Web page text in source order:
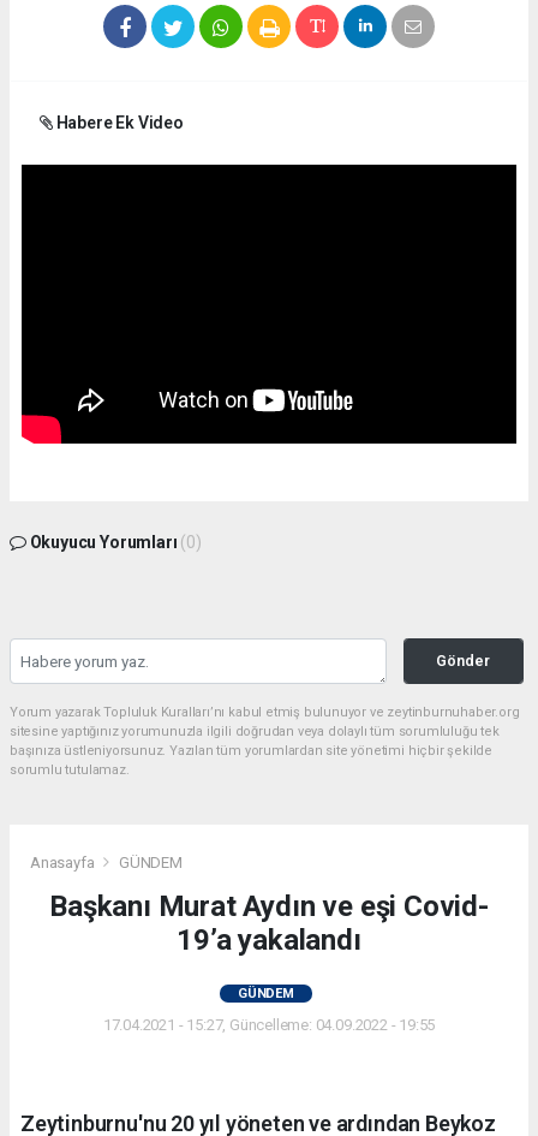
Habere Ek Video
Okuyucu Yorumları (0)
Gönder
Yorum yazarak Topluluk Kuralları’nı kabul etmiş bulunuyor ve zeytinburnuhaber.org
sitesine yaptığınız yorumunuzla ilgili doğrudan veya dolaylı tüm sorumluluğu tek
başınıza üstleniyorsunuz. Yazılan tüm yorumlardan site yönetimi hiçbir şekilde
sorumlu tutulamaz.
Anasayfa GÜNDEM
Başkanı Murat Aydın ve eşi Covid-
19’a yakalandı
GÜNDEM
17.04.2021 - 15:27, Güncelleme: 04.09.2022 - 19:55
Zeytinburnu'nu 20 yıl yöneten ve ardından Beykoz